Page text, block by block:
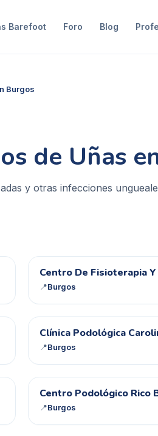
Barefoot Foro Blog
Burgos
de Uñas
y otras infecciones
CD
Centro De Fisioterapia
📍Burgos
CP
Clínica Podológica
📍Burgos
CP
Centro Podológico Rico
📍Burgos